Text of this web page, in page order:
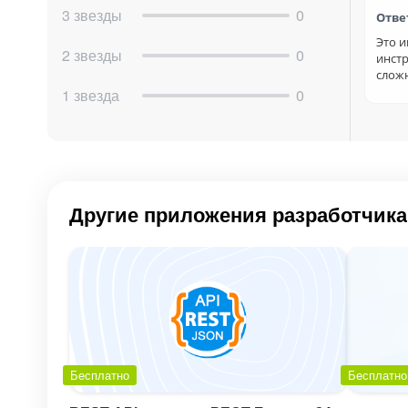
Данные в табличном виде удобно
Приложение позволяет выгрузить все
– по минимальному количеству сообщений в
Также можно включать/выключать экспорт
При большом количестве диалогов
CSV. Поэтому если у вас много диалогов –
только фильтры по времени реально
сотрудникам применяются уже после того,
Из диалогов удаляются системные
3 звезды
0
2 звезды
0
1 звезда
0
Это
Другие приложения разработчика
Бесплатно Бесплатно